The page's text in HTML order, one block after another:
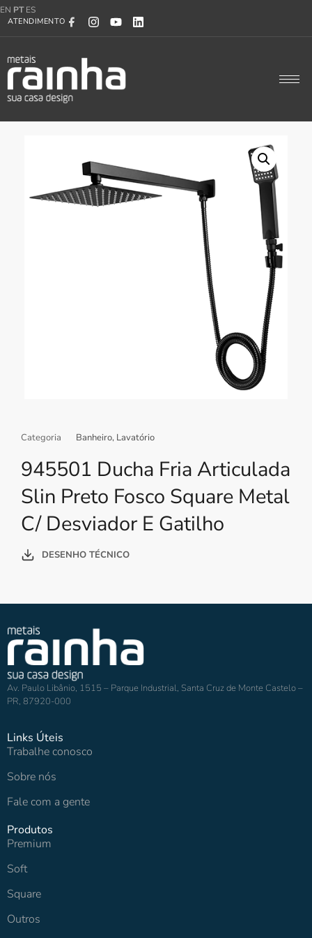
EN PT ES
ATENDIMENTO
Categoria Banheiro, Lavatório
945501 Ducha Fria Articulada
Slin Preto Fosco Square Metal
C/ Desviador E Gatilho
DESENHO TÉCNICO
Av. Paulo Libânio, 1515 – Parque Industrial, Santa Cruz de Monte Castelo –
PR, 87920-000
Links Úteis
Trabalhe conosco
Sobre nós
Fale com a gente
Produtos
Premium
Soft
Square
Outros